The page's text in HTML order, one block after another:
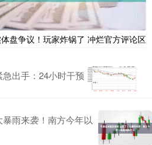
盘争议！玩家炸锅了 冲烂官方评论区
出手：24小时干预
雨来袭！南方今年以